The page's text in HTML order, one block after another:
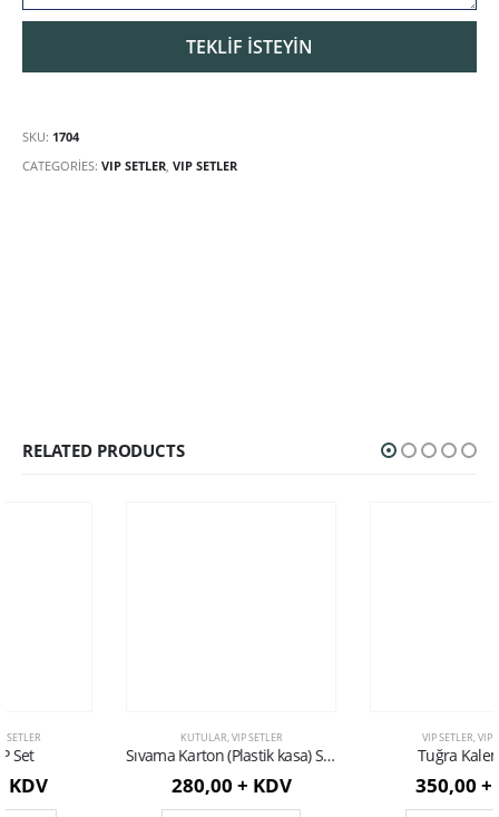
SKU: 1704
CATEGORIES: VIP SETLER VIP SETLER
RELATED PRODUCTS
Sıvama Karton (Plastik kasa) Set Kutusu (26 x 21 x 4 cm)
280,00 + KDV
VIP SETLER
Tuğra Kalem Seti
350,00 + KDV